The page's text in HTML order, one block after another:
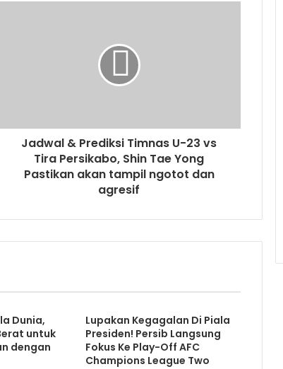
Jadwal & Prediksi Timnas U-23 vs
Tira Persikabo, Shin Tae Yong
Pastikan akan tampil ngotot dan
agresif
Dunia,
untuk
dengan
Lupakan Kegagalan Di Piala
Presiden! Persib Langsung
Fokus Ke Play-Off AFC
Champions League Two